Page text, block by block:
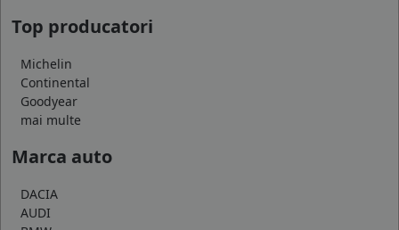
Top producatori
Michelin
Continental
Goodyear
mai multe
Marca auto
DACIA
AUDI